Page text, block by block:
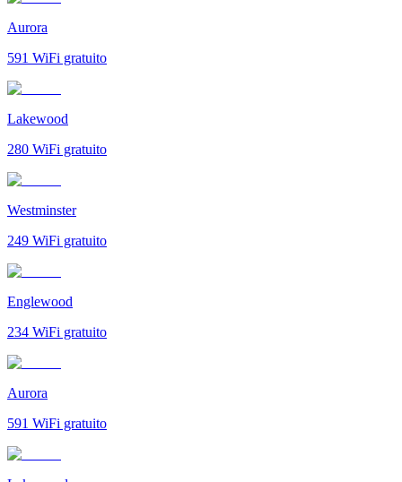
Aurora
591 WiFi gratuito
Lakewood
280 WiFi gratuito
Westminster
249 WiFi gratuito
Englewood
234 WiFi gratuito
Aurora
591 WiFi gratuito